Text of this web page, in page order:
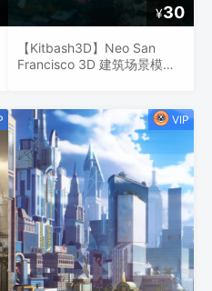
¥30
【Kitbash3D】Neo San
Francisco 3D 建筑场景模型